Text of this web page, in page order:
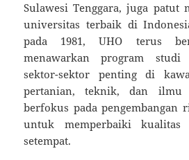
Sulawesi Tenggara, juga patut
universitas terbaik di
pada 1981, UHO terus
menawarkan program studi
sektor-sektor penting di
pertanian, teknik, dan ilmu
berfokus pada pengembangan
untuk memperbaiki kualitas
setempat.